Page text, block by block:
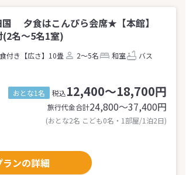
夕食はこんぴら会席★【本館】
(2名～5名1室)
付き 【広さ】10畳 2～5名 和室
バス
おとな1名 税込12,400～18,700円
旅行代金合計24,800〜37,400円
(おとな2名 こども0名・1部屋/1泊2日)
ランの詳細